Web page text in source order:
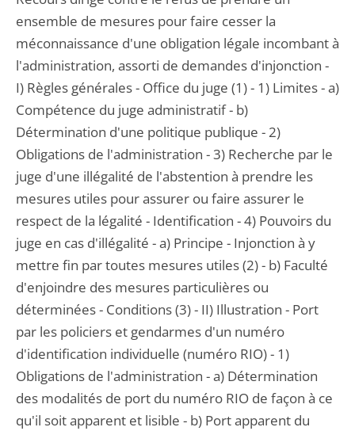
ensemble de mesures pour faire cesser la
méconnaissance d'une obligation légale incombant à
l'administration, assorti de demandes d'injonction -
I) Règles générales - Office du juge (1) - 1) Limites - a)
Compétence du juge administratif - b)
Détermination d'une politique publique - 2)
Obligations de l'administration - 3) Recherche par le
juge d'une illégalité de l'abstention à prendre les
mesures utiles pour assurer ou faire assurer le
respect de la légalité - Identification - 4) Pouvoirs du
juge en cas d'illégalité - a) Principe - Injonction à y
mettre fin par toutes mesures utiles (2) - b) Faculté
d'enjoindre des mesures particulières ou
déterminées - Conditions (3) - II) Illustration - Port
par les policiers et gendarmes d'un numéro
d'identification individuelle (numéro RIO) - 1)
Obligations de l'administration - a) Détermination
des modalités de port du numéro RIO de façon à ce
qu'il soit apparent et lisible - b) Port apparent du